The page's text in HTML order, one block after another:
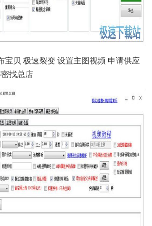
宝贝 极速裂变 设置主图视频 申请供应
找总店